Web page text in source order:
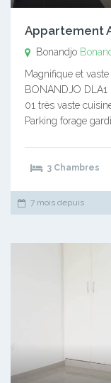
Appartement
Bonandjo
Magnifique et
BONANDJO
01 très vaste
Parking forage
3 Chambres
7 mois depuis